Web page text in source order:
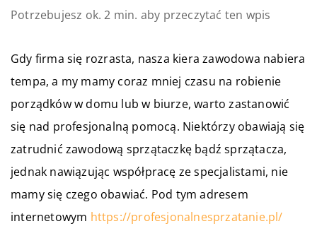
Potrzebujesz ok. 2 min. aby przeczytać ten wpis
Gdy firma się rozrasta, nasza kiera zawodowa nabiera
tempa, a my mamy coraz mniej czasu na robienie
porządków w domu lub w biurze, warto zastanowić
się nad profesjonalną pomocą. Niektórzy obawiają się
zatrudnić zawodową sprzątaczkę bądź sprzątacza,
jednak nawiązując współpracę ze specjalistami, nie
mamy się czego obawiać. Pod tym adresem
internetowym https://profesjonalnesprzatanie.pl/